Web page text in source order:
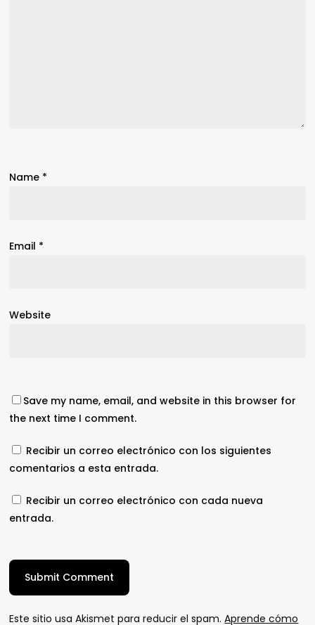
Name *
Email *
Website
Save my name, email, and website in this browser for
the next time I comment.
Recibir un correo electrónico con los siguientes
comentarios a esta entrada.
Recibir un correo electrónico con cada nueva
entrada.
Este sitio usa Akismet para reducir el spam.Aprende cómo